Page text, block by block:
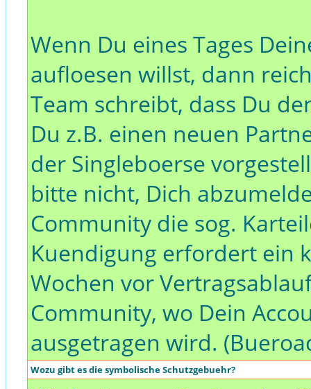
Wenn Du eines Tages
aufloesen willst, dann
Team schreibt, dass Du
Du z.B. einen neuen
der Singleboerse
bitte nicht, Dich
Community die sog.
Kuendigung erfordert ein
Wochen vor
Community, wo Dein
ausgetragen wird.
Wozu gibt es die symbolische Schutzgebuehr?